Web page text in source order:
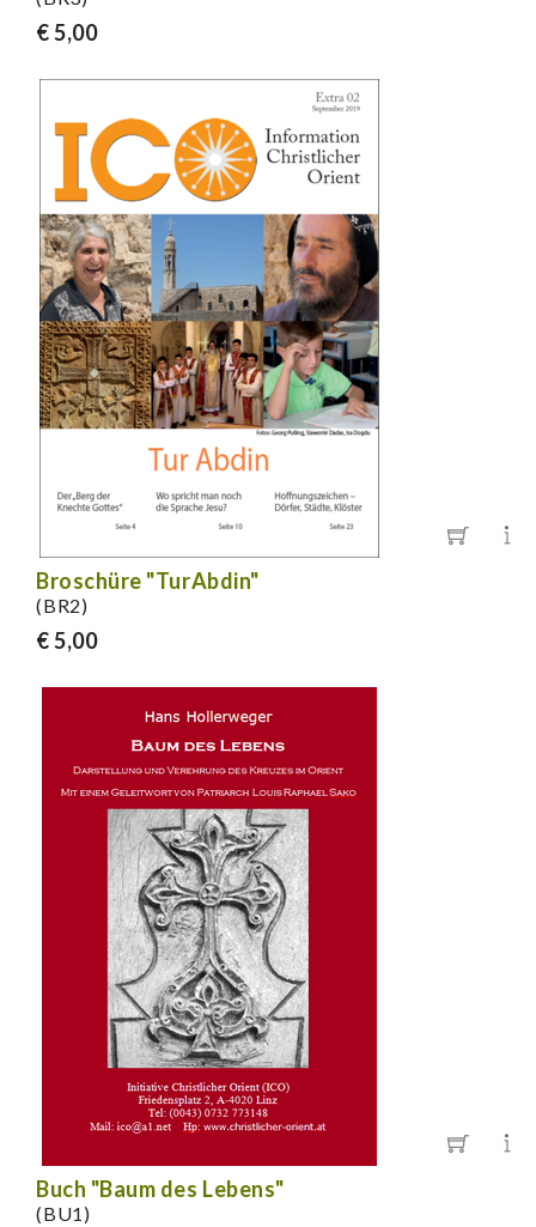
€ 5,00
Broschüre "TurAbdin"
(BR2)
€ 5,00
Buch "Baum des Lebens"
(BU1)